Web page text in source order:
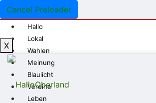
Cancel Preloader
Hallo
Lokal
Wahlen
Meinung
Blaulicht
Vereine
Leben
X